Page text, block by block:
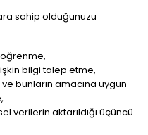
sahip olduğunuzu
bilgi talep etme,
bunların amacına uygun
verilerin aktarıldığı üçüncü